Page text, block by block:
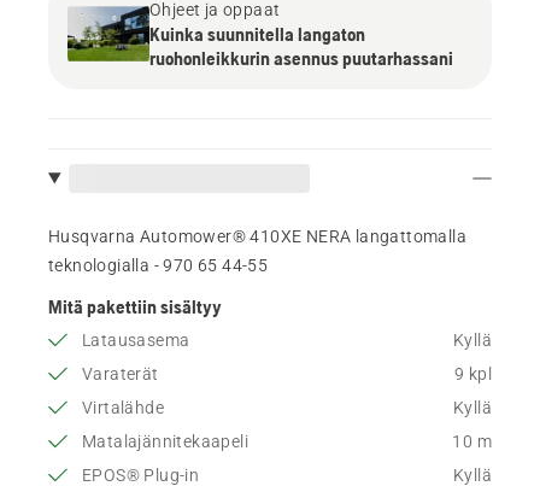
Ohjeet ja oppaat
Kuinka suunnitella langaton
ruohonleikkurin asennus puutarhassani
Husqvarna Automower® 410XE NERA langattomalla
teknologialla - 970 65 44‑55
Mitä pakettiin sisältyy
Latausasema
Kyllä
Varaterät
9 kpl
Virtalähde
Kyllä
Matalajännitekaapeli
10 m
EPOS® Plug-in
Kyllä